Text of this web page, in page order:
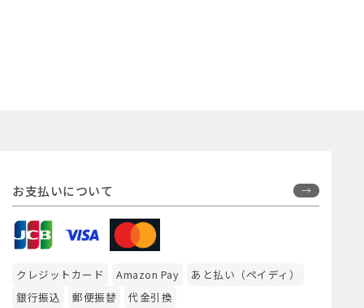
お支払いについて
クレジットカード Amazon Pay
あと払い（ペイディ）
銀行振込
郵便振替 代金引換